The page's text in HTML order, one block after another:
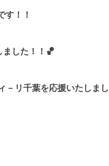
す！！
した！！🏀
－リ千葉を応援いたしまし